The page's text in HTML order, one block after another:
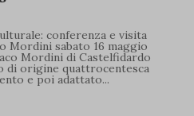
conferenza e visita
Mordini sabato 16 maggio
Mordini di Castelfidardo
di origine quattrocentesca
e poi adattato...